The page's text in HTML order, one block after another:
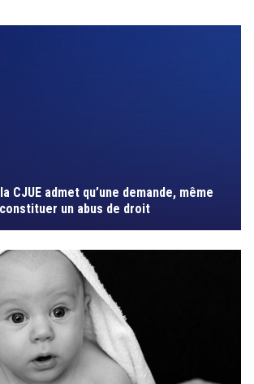
CJUE admet qu’une demande, même
un abus de droit